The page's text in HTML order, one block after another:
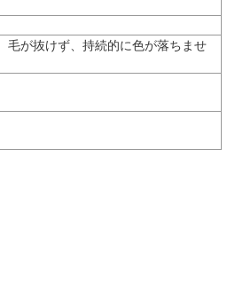
毛が抜けず、持続的に色が落ちませ